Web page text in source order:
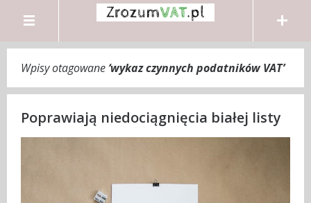
Wpisy otagowane ‘wykaz czynnych podatników VAT’
Poprawiają niedociągnięcia białej listy